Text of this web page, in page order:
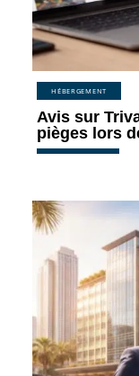
HÉBERGEMENT
Avis sur
pièges lors